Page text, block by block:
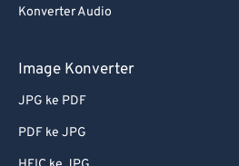
Konverter Audio
Image Konverter
JPG ke PDF
PDF ke JPG